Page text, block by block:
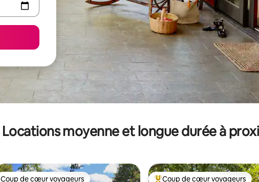
Locations moyenne et longue durée à
Coup de cœur voyageurs Coup de cœur voyageurs